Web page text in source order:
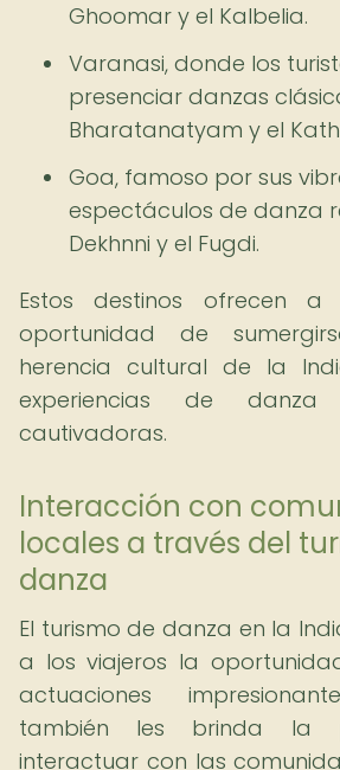
Ghoomar y el Kalbelia.
Varanasi, donde los
presenciar danzas
Bharatanatyam y el
Goa, famoso por sus
espectáculos de danza
Dekhnni y el Fugdi.
Estos destinos ofrecen
oportunidad de
herencia cultural de la
experiencias de
cautivadoras.
Interacción con
locales a través del
danza
El turismo de danza en la
a los viajeros la
actuaciones
también les brinda la
interactuar con las